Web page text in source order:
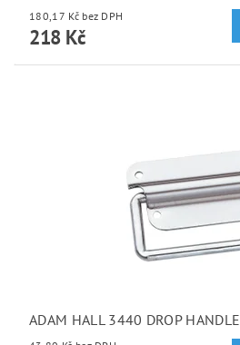
180,17 Kč bez DPH
218 Kč
ADAM HALL 3440 DROP HANDLE